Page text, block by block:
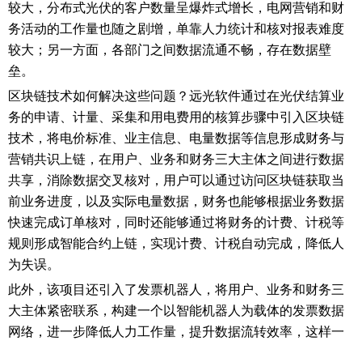
较大，分布式光伏的客户数量呈爆炸式增长，电网营销和财
务活动的工作量也随之剧增，单靠人力统计和核对报表难度
较大；另一方面，各部门之间数据流通不畅，存在数据壁
垒。
区块链技术如何解决这些问题？远光软件通过在光伏结算业
务的申请、计量、采集和用电费用的核算步骤中引入区块链
技术，将电价标准、业主信息、电量数据等信息形成财务与
营销共识上链，在用户、业务和财务三大主体之间进行数据
共享，消除数据交叉核对，用户可以通过访问区块链获取当
前业务进度，以及实际电量数据，财务也能够根据业务数据
快速完成订单核对，同时还能够通过将财务的计费、计税等
规则形成智能合约上链，实现计费、计税自动完成，降低人
为失误。
此外，该项目还引入了发票机器人，将用户、业务和财务三
大主体紧密联系，构建一个以智能机器人为载体的发票数据
网络，进一步降低人力工作量，提升数据流转效率，这样一